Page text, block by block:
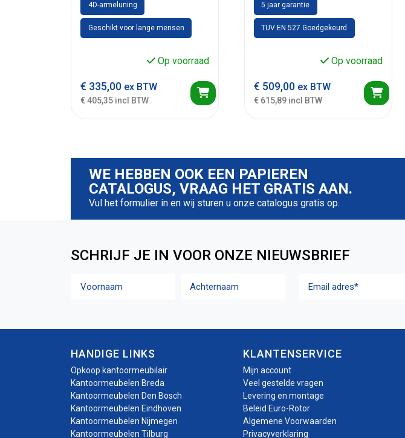
4D-armeluning
Geschikt voor lange mensen
Op voorraad
€ 335,00 ex BTW
€ 405,35 incl BTW
5 jaar garantie
TUV EN 527 Goedgekeurd
Op voorraad
€ 509,00 ex BTW
€ 615,89 incl BTW
WE HEBBEN OOK EEN PAPIEREN
CATALOGUS, VRAAG HET GRATIS AAN.
Vul het formulier in en wij sturen u onze catalogus gratis op.
SCHRIJF JE IN VOOR ONZE NIEUWSBRIEF
HANDIGE LINKS
Opkoop kantoormeubilair
Kantoormeubelen Breda
Kantoormeubelen Den Bosch
Kantoormeubelen Eindhoven
Kantoormeubelen Nijmegen
Kantoormeubelen Tilburg
KLANTENSERVICE
Mijn account
Veel gestelde vragen
Levering en montage
Beleid Euro-Rotor
Algemene Voorwaarden
Privacyverklaring